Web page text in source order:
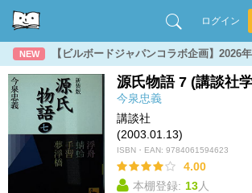
ログイン
NEW 【ビルボードジャパンコラボ企画】2026
源氏物語 7 (講談社
今泉忠義
講談社
(2003.01.13)
ISBN・EAN: 9784061594623
4.00
本棚登録: 13人